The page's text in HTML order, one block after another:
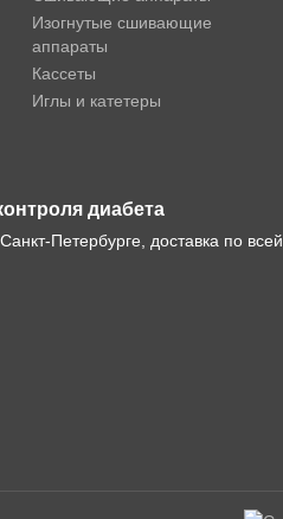
Изогнутые сшивающие
аппараты
Кассеты
Иглы и катетеры
диабета
Петербурге, доставка по всей